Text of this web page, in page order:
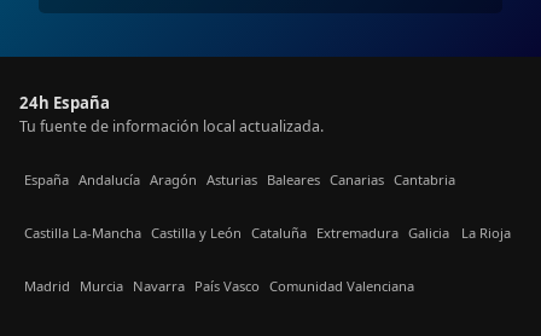
24h España
Tu fuente de información local actualizada.
España Andalucía Aragón Asturias Baleares Canarias Cantabria
Castilla La-Mancha Castilla y León Cataluña Extremadura Galicia La Rioja
Madrid Murcia Navarra País Vasco Comunidad Valenciana